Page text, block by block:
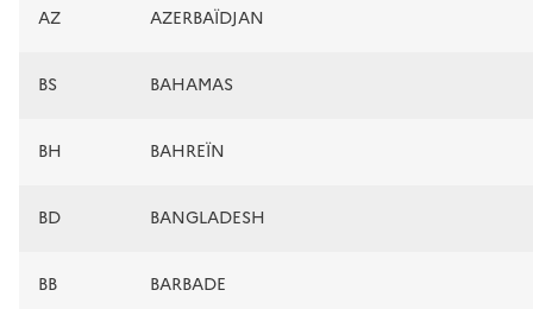
AZ AZERBAÏDJAN
BS BAHAMAS
BH BAHREÏN
BD BANGLADESH
BB BARBADE